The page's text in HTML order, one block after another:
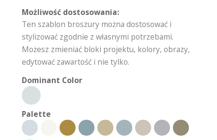
Możliwość dostosowania:
Ten szablon broszury można dostosować i
stylizować zgodnie z własnymi potrzebami.
Możesz zmieniać bloki projektu, kolory, obrazy,
edytować zawartość i nie tylko.
Dominant Color
Palette